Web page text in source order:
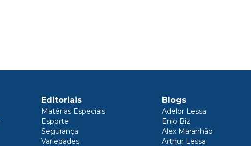
Editoriais
Matérias Especiais
Esporte
Segurança
Variedades
Blogs
Adelor Lessa
Enio Biz
Alex Maranhão
Arthur Lessa